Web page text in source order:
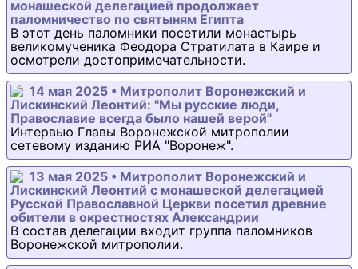
монашеской делегацией продолжает
паломничество по святыням Египта
В этот день паломники посетили монастырь
великомученика Феодора Стратилата в Каире и
осмотрели достопримечательности.
14 мая 2025 • Митрополит Воронежский и
Лискинский Леонтий: "Мы русские люди,
Православие всегда было нашей верой"
Интервью Главы Воронежской митрополии
сетевому изданию РИА "Воронеж".
13 мая 2025 • Митрополит Воронежский и
Лискинский Леонтий с монашеской делегацией
Русской Православной Церкви посетил древние
обители в окрестностях Александрии
В состав делегации входит группа паломников
Воронежской митрополии.